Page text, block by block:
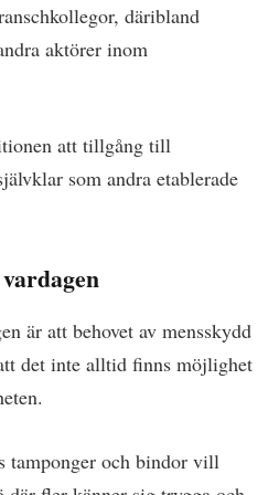
däribland
aktörer inom
att tillgång till
som andra etablerade
är att behovet av mensskydd
det inte alltid finns möjlighet
tamponger och bindor vill